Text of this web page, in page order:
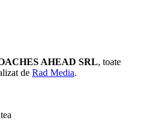
AHEAD SRL, toate
de Rad Media.